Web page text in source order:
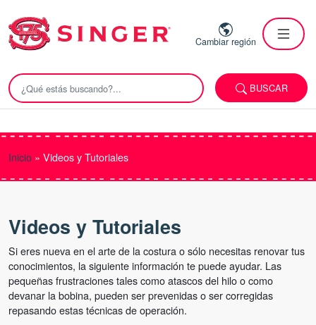
Cambiar región
BUSCAR
Inicio » Videos y Tutoriales
Videos y Tutoriales
Si eres nueva en el arte de la costura o sólo necesitas renovar tus
conocimientos, la siguiente información te puede ayudar. Las
pequeñas frustraciones tales como atascos del hilo o como
devanar la bobina, pueden ser prevenidas o ser corregidas
repasando estas técnicas de operación.